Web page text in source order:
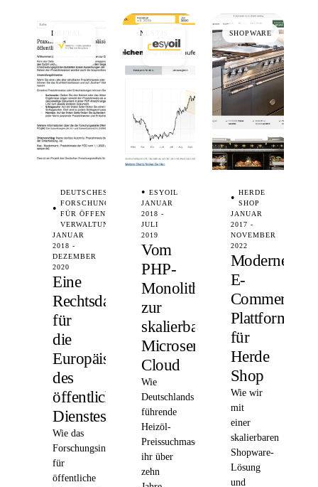
DRUPAL
DEUTSCHES
FORSCHUNGSINSTITUT
FÜR ÖFFENTLICHE
VERWALTUNG
JANUAR
2018 -
DEZEMBER
2020
Eine
Rechtsdatenbank
für
die
Europäisierung
des
öffentlichen
Dienstes
Wie das
Forschungsinstitut
für
öffentliche
NESTJS
ESYOIL
JANUAR
2018 -
JULI
2019
Vom
PHP-
Monolithen
zur
skalierbaren
Microservices-
Cloud
Wie
Deutschlands
führende
Heizöl-
Preissuchmaschine
ihr über
zehn
SHOPWARE
HERDE
SHOP
JANUAR
2017 -
NOVEMBER
2022
Moderne
E-
Commerce-
Plattform
für
Herde
Shop
Wie wir
mit
einer
skalierbaren
Shopware-
Lösung
und